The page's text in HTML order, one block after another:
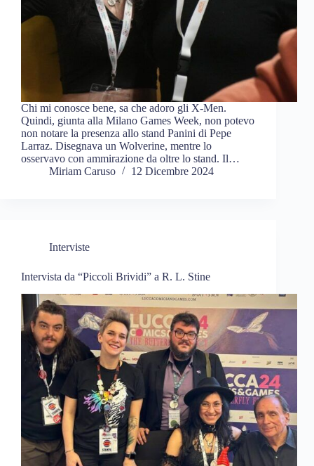
Chi mi conosce bene, sa che adoro gli X-Men.
Quindi, giunta alla Milano Games Week, non potevo
non notare la presenza allo stand Panini di Pepe
Larraz. Disegnava un Wolverine, mentre lo
osservavo con ammirazione da oltre lo stand. Il…
Miriam Caruso
12 Dicembre 2024
Interviste
Intervista da “Piccoli Brividi” a R. L. Stine